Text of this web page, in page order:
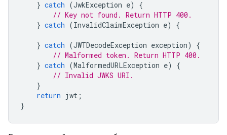
} catch (JwkException e)
{
// Key not found. Return HTTP 400.
} catch (InvalidClaimException e) {
} catch (JWTDecodeException exception)
{
// Malformed token. Return HTTP 400.
} catch (MalformedURLException e)
{
// Invalid JWKS URI.
}
return jwt ;
}